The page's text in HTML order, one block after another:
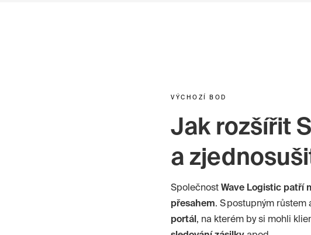
VÝCHOZÍ BOD
Jak rozšířit
a
Společnost Wave Logistic patří
přesahem. S postupným
portál , na kterém by si mohli